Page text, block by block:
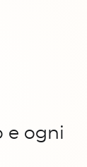
e ogni